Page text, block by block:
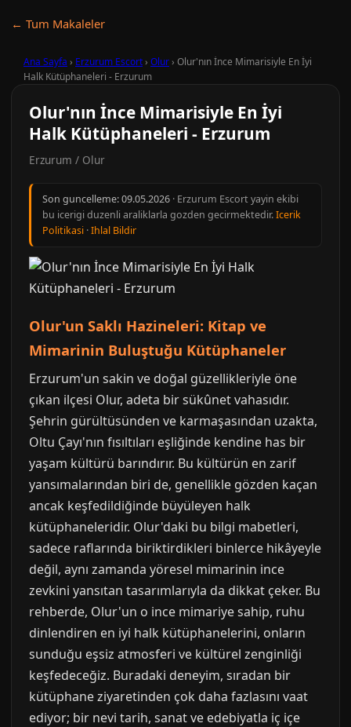
← Tum Makaleler
Ana Sayfa › Erzurum Escort› Olur› Olur'nın İnce Mimarisiyle En İyi
Halk Kütüphaneleri - Erzurum
Olur'nın İnce Mimarisiyle En İyi
Halk Kütüphaneleri - Erzurum
Erzurum / Olur
Son guncelleme:09.05.2026 · Erzurum Escort yayin ekibi
bu icerigi duzenli araliklarla gozden gecirmektedir.Icerik
Politikasi ·Ihlal Bildir
Olur'un Saklı Hazineleri: Kitap ve
Mimarinin Buluştuğu Kütüphaneler
Erzurum'un sakin ve doğal güzellikleriyle öne
çıkan ilçesi Olur, adeta bir sükûnet vahasıdır.
Şehrin gürültüsünden ve karmaşasından uzakta,
Oltu Çayı'nın fısıltıları eşliğinde kendine has bir
yaşam kültürü barındırır. Bu kültürün en zarif
yansımalarından biri de, genellikle gözden kaçan
ancak keşfedildiğinde büyüleyen halk
kütüphaneleridir. Olur'daki bu bilgi mabetleri,
sadece raflarında biriktirdikleri binlerce hikâyeyle
değil, aynı zamanda yöresel mimarinin ince
zevkini yansıtan tasarımlarıyla da dikkat çeker. Bu
rehberde, Olur'un o ince mimariye sahip, ruhu
dinlendiren en iyi halk kütüphanelerini, onların
sunduğu eşsiz atmosferi ve kültürel zenginliği
keşfedeceğiz. Buradaki deneyim, sıradan bir
kütüphane ziyaretinden çok daha fazlasını vaat
ediyor; bir nevi tarih, sanat ve edebiyatla iç içe